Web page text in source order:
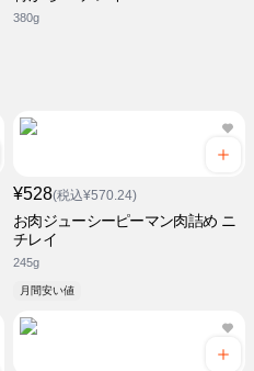
380g
¥528(税込¥570.24)
お肉ジューシーピーマン肉詰め ニ
チレイ
245g
月間安い値